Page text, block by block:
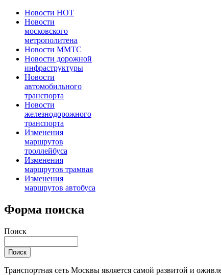
Новости НОТ
Новости
московского
метрополитена
Новости MMTC
Новости дорожной
инфраструктуры
Новости
автомобильного
транспорта
Новости
железнодорожного
транспорта
Изменения
маршрутов
троллейбуса
Изменения
маршрутов трамвая
Изменения
маршрутов автобуса
Форма поиска
Поиск
Транспортная сеть Москвы является самой развитой и